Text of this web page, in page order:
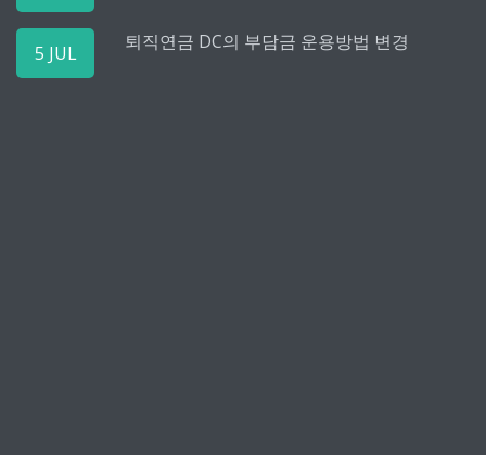
5 JUL 퇴직연금 DC의 부담금 운용방법 변경